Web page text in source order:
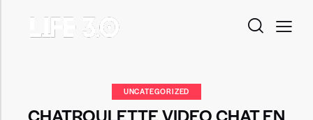
UNCATEGORIZED
CHATROULETTE VIDEO CHAT EN